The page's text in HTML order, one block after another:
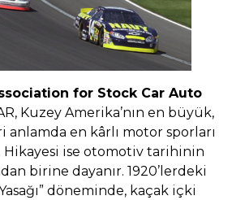
for Stock Car Auto
Kuzey Amerika’nın en büyük,
en kârlı motor sporları
ise otomotiv tarihinin
birine dayanır. 1920’lerdeki
döneminde, kaçak içki